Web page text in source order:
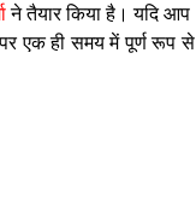
ने तैयार किया है। यदि आप
एक ही समय में पूर्ण रूप से